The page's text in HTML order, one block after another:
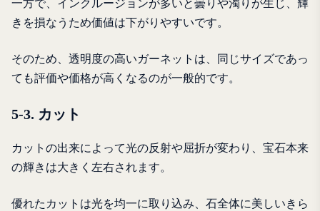
一方で、インクルージョンが多いと曇りや濁りが生じ、輝
きを損なうため価値は下がりやすいです。
そのため、透明度の高いガーネットは、同じサイズであっ
ても評価や価格が高くなるのが一般的です。
5-3. カット
カットの出来によって光の反射や屈折が変わり、宝石本来
の輝きは大きく左右されます。
優れたカットは光を均一に取り込み、石全体に美しいきら